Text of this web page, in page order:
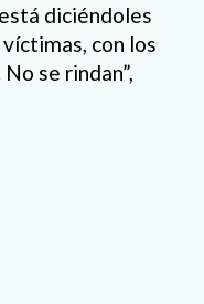
diciéndoles
con los
se rindan”,